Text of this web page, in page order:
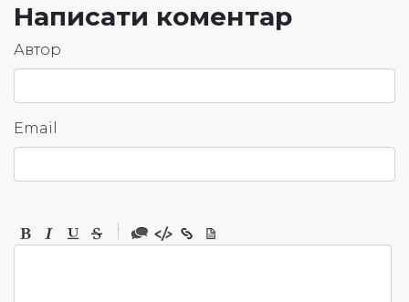
Написати коментар
Автор
Email
-
-